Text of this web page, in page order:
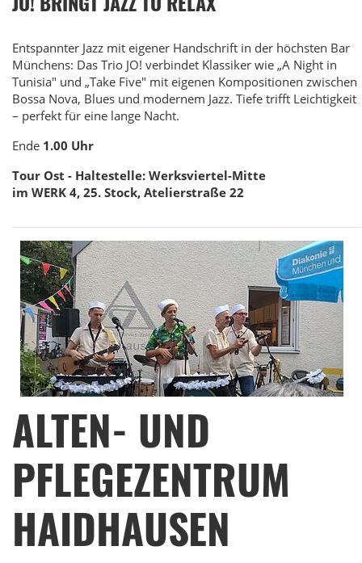
Entspannter Jazz mit eigener Handschrift in der höchsten Bar
Münchens: Das Trio JO! verbindet Klassiker wie „A Night in
Tunisia" und „Take Five" mit eigenen Kompositionen zwischen
Bossa Nova, Blues und modernem Jazz. Tiefe trifft Leichtigkeit
– perfekt für eine lange Nacht.
Ende 1.00 Uhr
Tour Ost - Haltestelle: Werksviertel-Mitte
im WERK 4, 25. Stock, Atelierstraße 22
ALTEN- UND
PFLEGEZENTRUM
HAIDHAUSEN